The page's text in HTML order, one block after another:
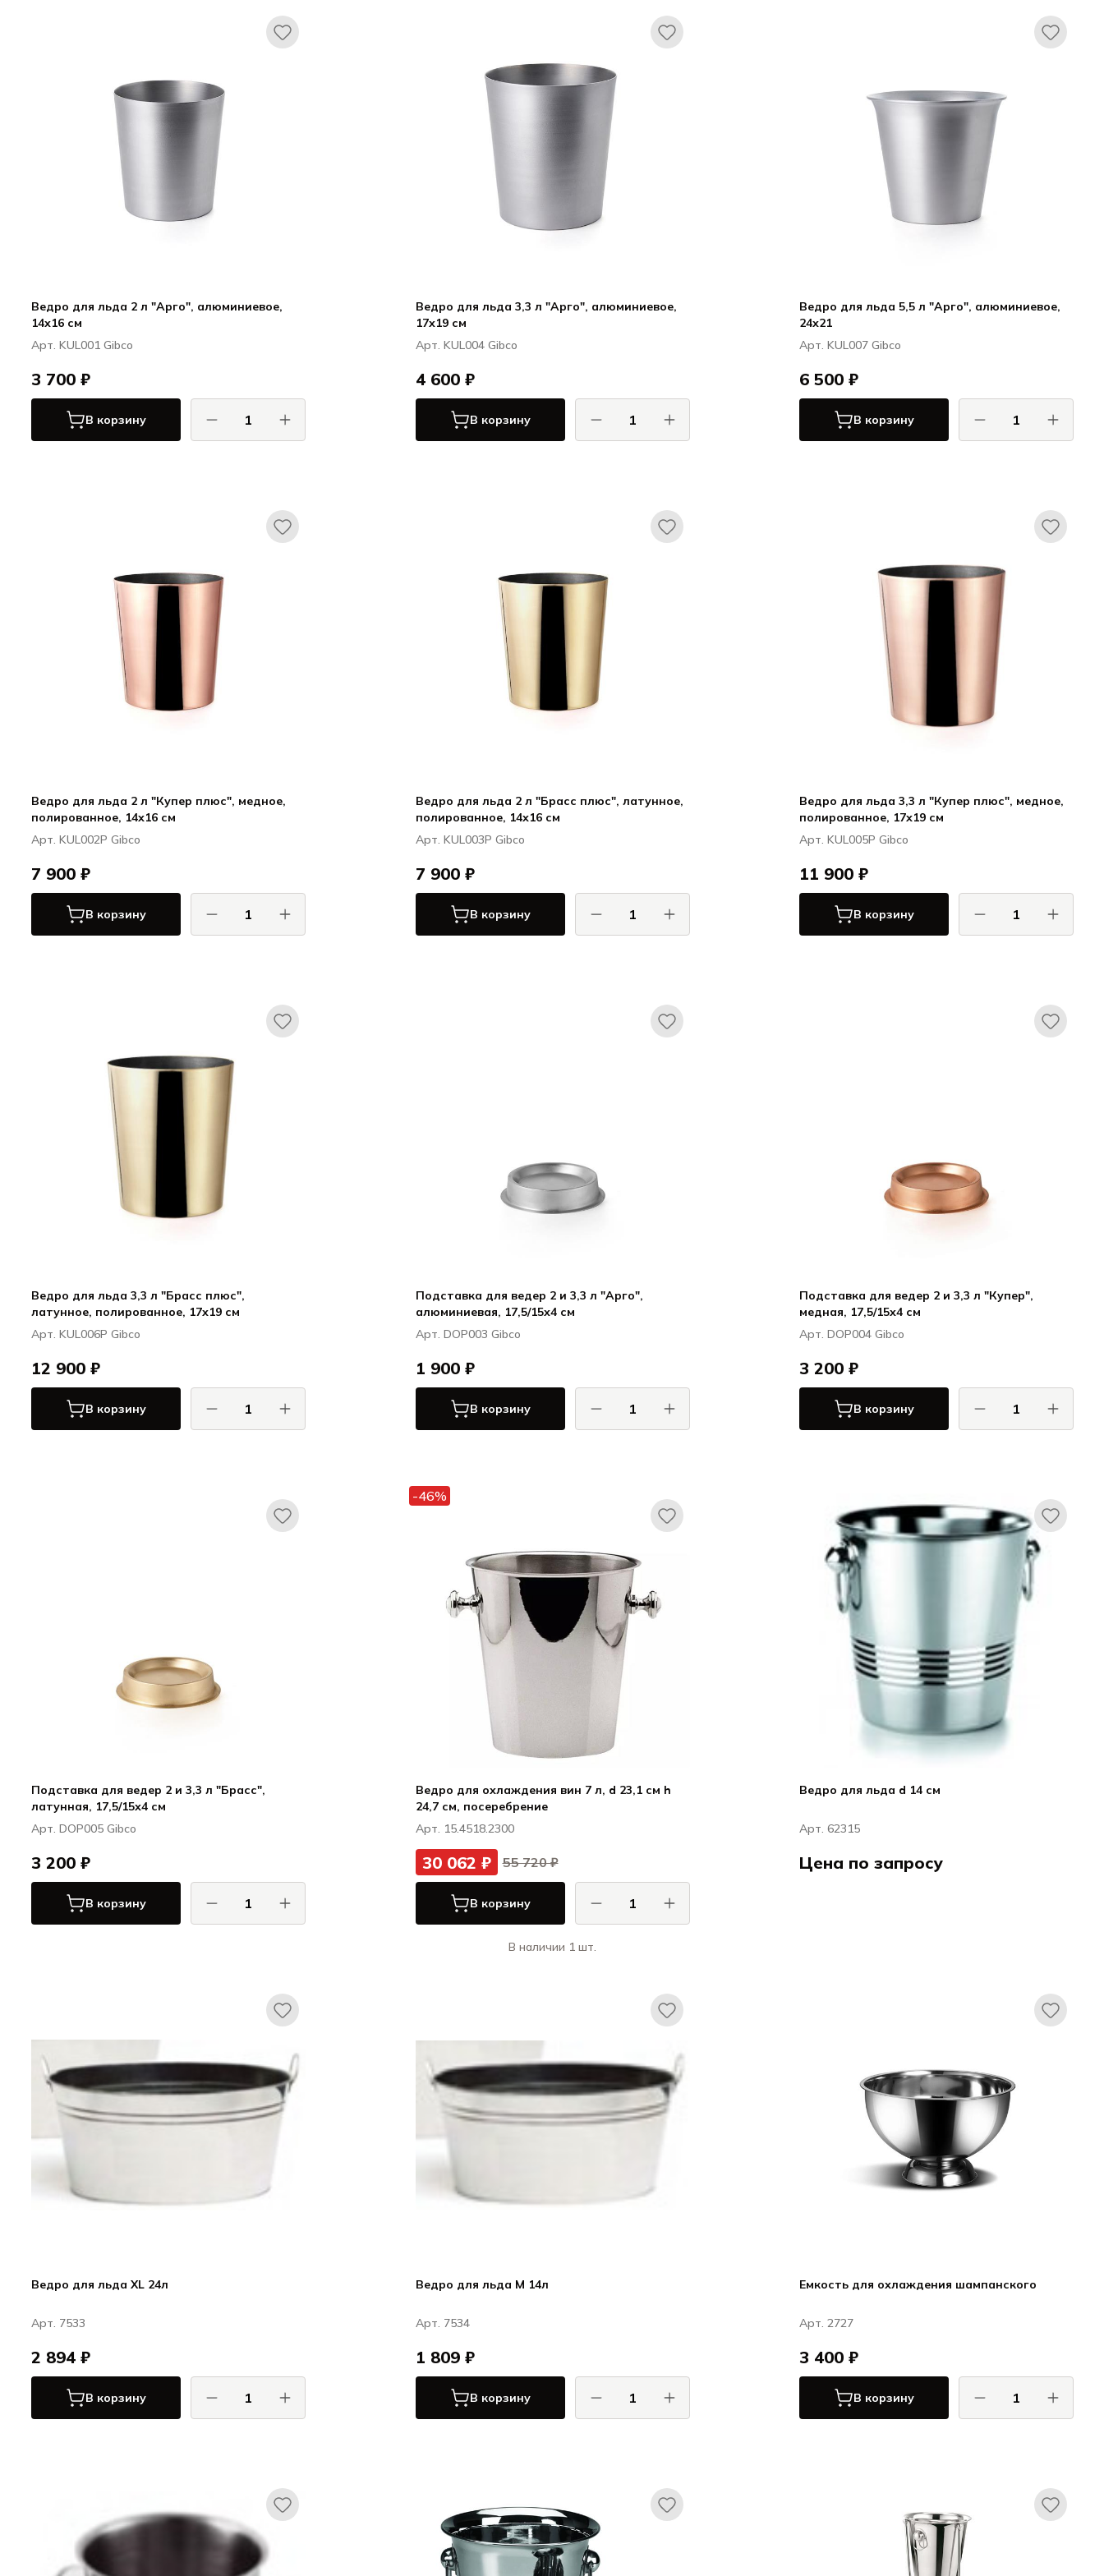
Ведро для льда 2 л "Арго", алюминиевое,
14х16 см
Арт. KUL001 Gibco
3 700 ₽
В корзину
Ведро для льда 3,3 л "Арго", алюминиевое,
17х19 см
Арт. KUL004 Gibco
4 600 ₽
В корзину
Ведро для льда 5,5 л "Арго", алюминиевое,
24х21
Арт. KUL007 Gibco
6 500 ₽
В корзину
Ведро для льда 2 л "Купер плюс", медное,
полированное, 14х16 см
Арт. KUL002P Gibco
7 900 ₽
В корзину
Ведро для льда 2 л "Брасс плюс", латунное,
полированное, 14х16 см
Арт. KUL003P Gibco
7 900 ₽
В корзину
Ведро для льда 3,3 л "Купер плюс", медное,
полированное, 17х19 см
Арт. KUL005P Gibco
11 900 ₽
В корзину
Ведро для льда 3,3 л "Брасс плюс",
латунное, полированное, 17х19 см
Арт. KUL006P Gibco
12 900 ₽
В корзину
Подставка для ведер 2 и 3,3 л "Арго",
алюминиевая, 17,5/15х4 см
Арт. DOP003 Gibco
1 900 ₽
В корзину
Подставка для ведер 2 и 3,3 л "Купер",
медная, 17,5/15х4 см
Арт. DOP004 Gibco
3 200 ₽
В корзину
Подставка для ведер 2 и 3,3 л "Брасс",
латунная, 17,5/15х4 см
Арт. DOP005 Gibco
3 200 ₽
В корзину
-46%
Ведро для охлаждения вин 7 л, d 23,1 см h
24,7 см, посеребрение
Арт. 15.4518.2300
30 062 ₽ 55 720 ₽
В корзину
В наличии 1 шт.
Ведро для льда d 14 см
Арт. 62315
Цена по запросу
Ведро для льда XL 24л
Арт. 7533
2 894 ₽
В корзину
Ведро для льда M 14л
Арт. 7534
1 809 ₽
В корзину
Емкость для охлаждения шампанского
Арт. 2727
3 400 ₽
В корзину